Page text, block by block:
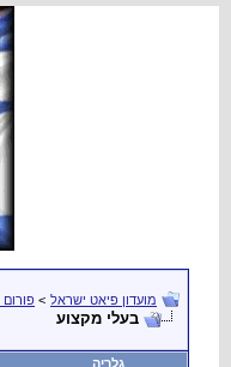
מועדון פיאט ישראל > פורום
בעלי מקצוע
גלריה